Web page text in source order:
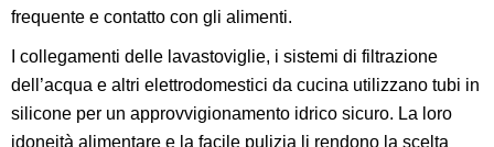
frequente e contatto con gli alimenti.
I collegamenti delle lavastoviglie, i sistemi di filtrazione
dell’acqua e altri elettrodomestici da cucina utilizzano tubi in
silicone per un approvvigionamento idrico sicuro. La loro
idoneità alimentare e la facile pulizia li rendono la scelta